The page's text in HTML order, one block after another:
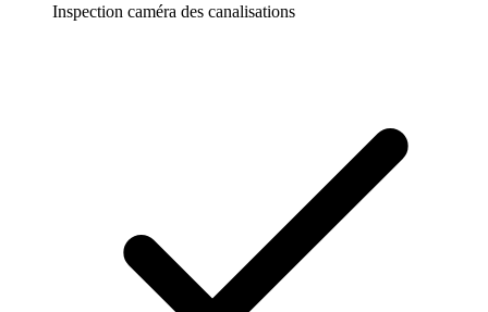
Inspection caméra des canalisations